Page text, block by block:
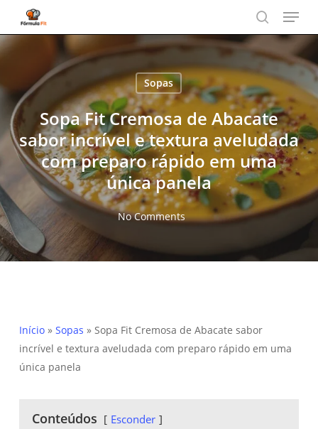
main
search
Menu
Sopas
Sopa Fit Cremosa de Abacate
sabor incrível e textura aveludada
com preparo rápido em uma
única panela
No Comments
Início» Sopas » Sopa Fit Cremosa de Abacate sabor
incrível e textura aveludada com preparo rápido em uma
única panela
Conteúdos Esconder